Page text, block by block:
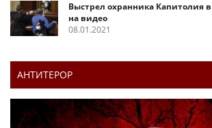
Выстрел охранника Капитолия
на видео
08.01.2021
АНТИТЕРОР